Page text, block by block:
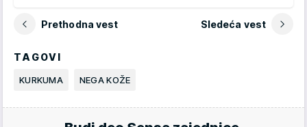
Prethodna vest Sledeća vest
TAGOVI
KURKUMA NEGA KOŽE